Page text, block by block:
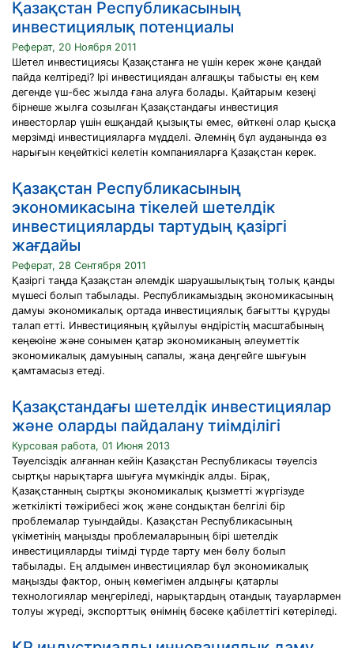
Қазақстан Республикасының
инвестициялық потенциалы
Реферат, 20 Ноября 2011
Шетел инвестициясы Қазақстанға не үшін керек және қандай
пайда келтіреді? Ірі инвестициядан алғашқы табысты ең кем
дегенде үш-бес жылда ғана алуға болады. Қайтарым кезеңі
бірнеше жылға созылған Қазақстандағы инвестиция
инвесторлар үшін ешқандай қызықты емес, өйткені олар қысқа
мерзімді инвестицияларға мүдделі. Әлемнің бұл ауданында өз
нарығын кеңейткісі келетін компанияларға Қазақстан керек.
Қазақстан Республикасының
экономикасына тікелей шетелдік
инвестицияларды тартудың қазіргі
жағдайы
Реферат, 28 Сентября 2011
Қазіргі таңда Қазақстан әлемдік шаруашылықтың толық қанды
мүшесі болып табылады. Республикамыздың экономикасының
дамуы экономикалық ортада инвестициялық бағытты құруды
талап етті. Инвестицияның құйылуы өндірістің масштабының
кеңеюіне және сонымен қатар экономиканың әлеуметтік
экономикалық дамуының сапалы, жаңа деңгейге шығуын
қамтамасыз етеді.
Қазақстандағы шетелдік инвестициялар
және оларды пайдалану тиімділігі
Курсовая работа, 01 Июня 2013
Тәуелсіздік алғаннан кейін Қазақстан Республикасы тәуелсіз
сыртқы нарықтарға шығуға мүмкіндік алды. Бірақ,
Қазақстанның сыртқы экономикалық қызметті жүргізуде
жеткілікті тәжірибесі жоқ және сондықтан белгілі бір
проблемалар туындайды. Қазақстан Республикасының
үкіметінің маңызды проблемаларының бірі шетелдік
инвестицияларды тиімді түрде тарту мен бөлу болып
табылады. Ең алдымен инвестициялар бұл экономикалық
маңызды фактор, оның көмегімен алдыңғы қатарлы
технологиялар меңгеріледі, нарықтардың отандық тауарлармен
толуы жүреді, экспорттық өнімнің бәсеке қабілеттігі көтеріледі.